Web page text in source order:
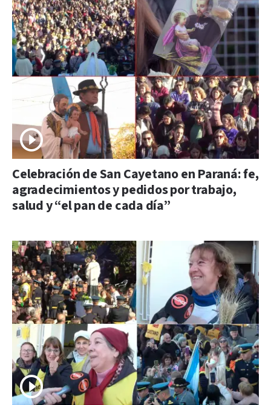
Celebración de San Cayetano en Paraná: fe,
agradecimientos y pedidos por trabajo,
salud y “el pan de cada día”